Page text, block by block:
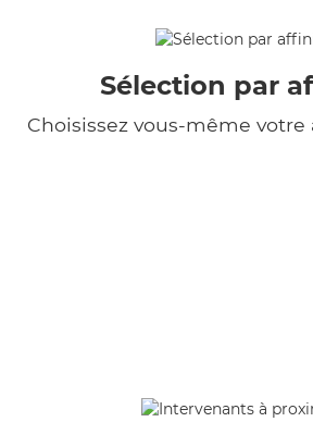
Sélection par
Choisissez vous-même